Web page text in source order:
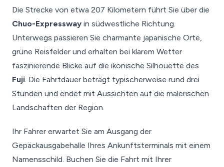
Die Strecke von etwa 207 Kilometern führt Sie über die
Chuo-Expressway in südwestliche Richtung.
Unterwegs passieren Sie charmante japanische Orte,
grüne Reisfelder und erhalten bei klarem Wetter
faszinierende Blicke auf die ikonische Silhouette des
Fuji. Die Fahrtdauer beträgt typischerweise rund drei
Stunden und endet mit Aussichten auf die malerischen
Landschaften der Region.
Ihr Fahrer erwartet Sie am Ausgang der
Gepäckausgabehalle Ihres Ankunftsterminals mit einem
Namensschild. Buchen Sie die Fahrt mit Ihrer